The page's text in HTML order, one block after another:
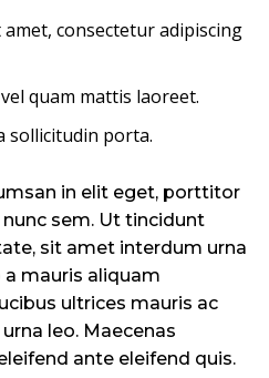
consectetur adipiscing
quam mattis laoreet.
sollicitudin porta.
in elit eget, porttitor
sem. Ut tincidunt
sit amet interdum urna
mauris aliquam
ultrices mauris ac
leo. Maecenas
ante eleifend quis.